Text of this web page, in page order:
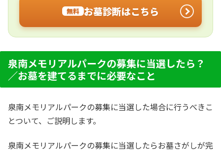
無料 お墓診断はこちら
泉南メモリアルパークの募集に当選したら？
／お墓を建てるまでに必要なこと
泉南メモリアルパークの募集に当選した場合に行うべきこ
とついて、ご説明します。
泉南メモリアルパークの募集に当選したらお墓さがしが完